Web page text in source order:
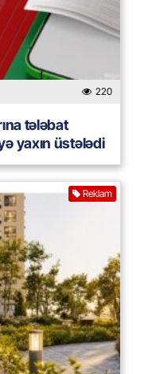
220
tələbat
yaxın üstələdi
Reklam